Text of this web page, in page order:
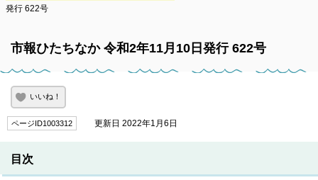
発行 622号
市報ひたちなか 令和2年11月10日発行 622号
いいね！
ページID1003312 更新日 2022年1月6日
目次